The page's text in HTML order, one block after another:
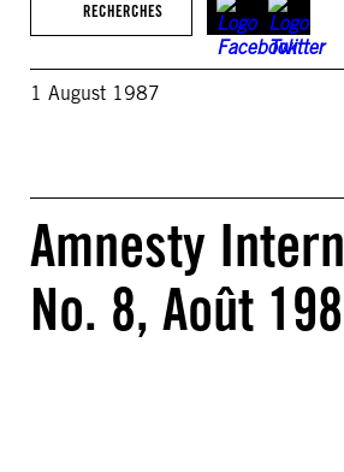
RECHERCHES
1 August 1987
Amnesty
No. 8, Août